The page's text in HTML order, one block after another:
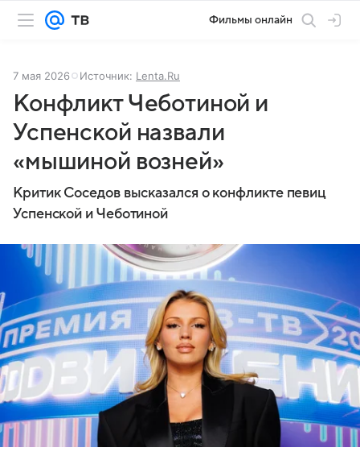
Фильмы онлайн
7 мая 2026 Источник: Lenta.Ru
Конфликт Чеботиной и
Успенской назвали
«мышиной возней»
Критик Соседов высказался о конфликте певиц
Успенской и Чеботиной